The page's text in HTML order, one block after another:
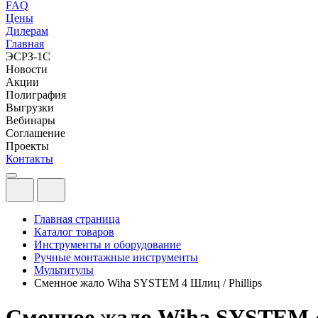
FAQ
Цены
Дилерам
Главная
ЭСРЗ-1С
Новости
Акции
Полиграфия
Выгрузки
Вебинары
Соглашение
Проекты
Контакты
Главная страница
Каталог товаров
Инструменты и оборудование
Ручные монтажные инструменты
Мультитулы
Сменное жало Wiha SYSTEM 4 Шлиц / Phillips